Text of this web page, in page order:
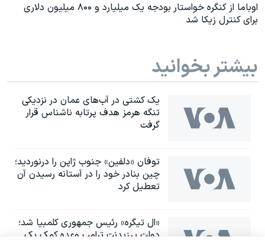
اوباما از کنگره خواستار بودجه یک میلیارد و ۸۰۰ میلیون دلاری
برای کنترل زیکا شد
بیشتر بخوانید
یک کشتی در آب‌های عمان در نزدیکی
تنگه هرمز هدف پرتابه ناشناس قرار
گرفت
توفان «دلفین» جنوب ژاپن را درنوردید؛
چین بنادر خود را در آستانه رسیدن آن
تعطیل کرد
«ال تیگره» رئیس جمهوری کلمبیا شد؛
دولت پرزیدنت ترامپ وعده کمک یک